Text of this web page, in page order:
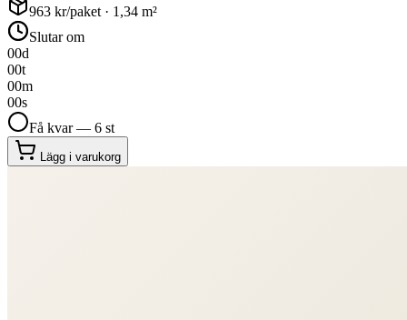
963 kr/paket · 1,34 m²
Slutar om
00d
00t
00m
00s
Få kvar — 6 st
Lägg i varukorg